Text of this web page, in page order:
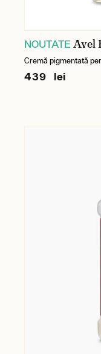
NOUTATEAvel
Cremă pigmentată
439 lei